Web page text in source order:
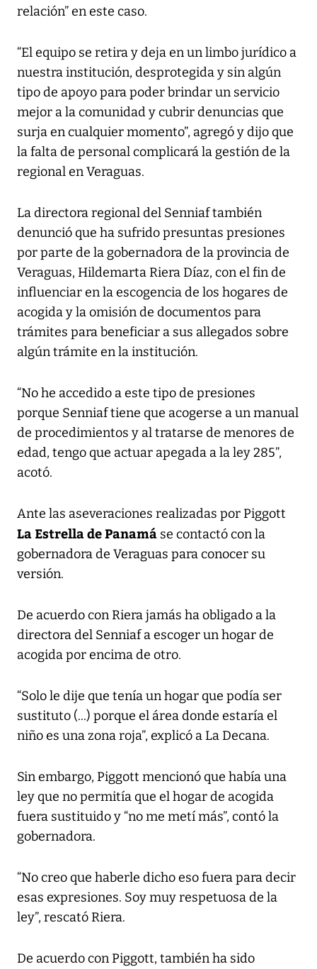
relación” en este caso.
“El equipo se retira y deja en un limbo jurídico a
nuestra institución, desprotegida y sin algún
tipo de apoyo para poder brindar un servicio
mejor a la comunidad y cubrir denuncias que
surja en cualquier momento”, agregó y dijo que
la falta de personal complicará la gestión de la
regional en Veraguas.
La directora regional del Senniaf también
denunció que ha sufrido presuntas presiones
por parte de la gobernadora de la provincia de
Veraguas, Hildemarta Riera Díaz, con el fin de
influenciar en la escogencia de los hogares de
acogida y la omisión de documentos para
trámites para beneficiar a sus allegados sobre
algún trámite en la institución.
“No he accedido a este tipo de presiones
porque Senniaf tiene que acogerse a un manual
de procedimientos y al tratarse de menores de
edad, tengo que actuar apegada a la ley 285”,
acotó.
Ante las aseveraciones realizadas por Piggott
La Estrella de Panamá se contactó con la
gobernadora de Veraguas para conocer su
versión.
De acuerdo con Riera jamás ha obligado a la
directora del Senniaf a escoger un hogar de
acogida por encima de otro.
“Solo le dije que tenía un hogar que podía ser
sustituto (...) porque el área donde estaría el
niño es una zona roja”, explicó a La Decana.
Sin embargo, Piggott mencionó que había una
ley que no permitía que el hogar de acogida
fuera sustituido y “no me metí más”, contó la
gobernadora.
“No creo que haberle dicho eso fuera para decir
esas expresiones. Soy muy respetuosa de la
ley”, rescató Riera.
De acuerdo con Piggott, también ha sido